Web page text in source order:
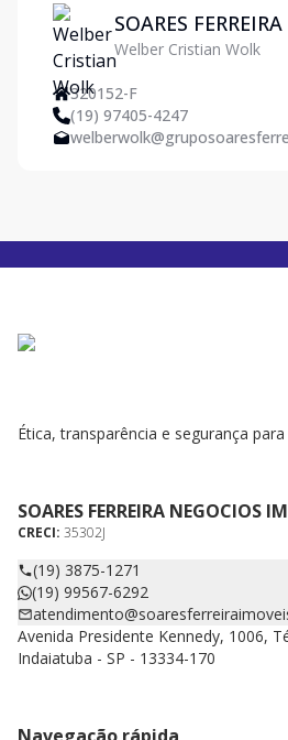
SOARES
IMOBILIARIOS
Welber Cristian Wolk
320152-F
(19) 97405-4247
Ética, transparência e segurança
SOARES FERREIRA NEGOCIOS
CRECI: 35302J
(19) 3875-1271
(19) 99567-6292
Avenida Presidente Kennedy, 1006,
Indaiatuba - SP - 13334-170